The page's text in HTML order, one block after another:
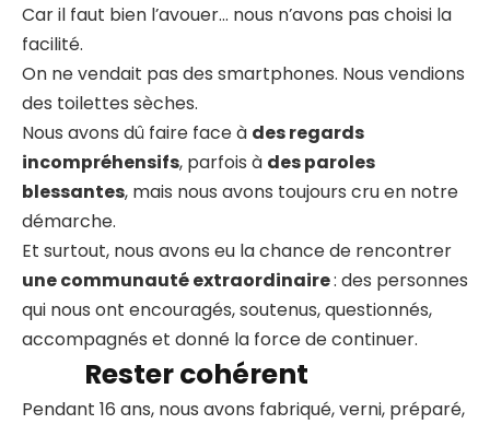
Car il faut bien l’avouer… nous n’avons pas choisi la
facilité.
On ne vendait pas des smartphones. Nous vendions
des toilettes sèches.
Nous avons dû faire face à des regards
incompréhensifs, parfois à des paroles
blessantes, mais nous avons toujours cru en notre
démarche.
Et surtout, nous avons eu la chance de rencontrer
une communauté extraordinaire: des personnes
qui nous ont encouragés, soutenus, questionnés,
accompagnés et donné la force de continuer.
Rester cohérent
Pendant 16 ans, nous avons fabriqué, verni, préparé,